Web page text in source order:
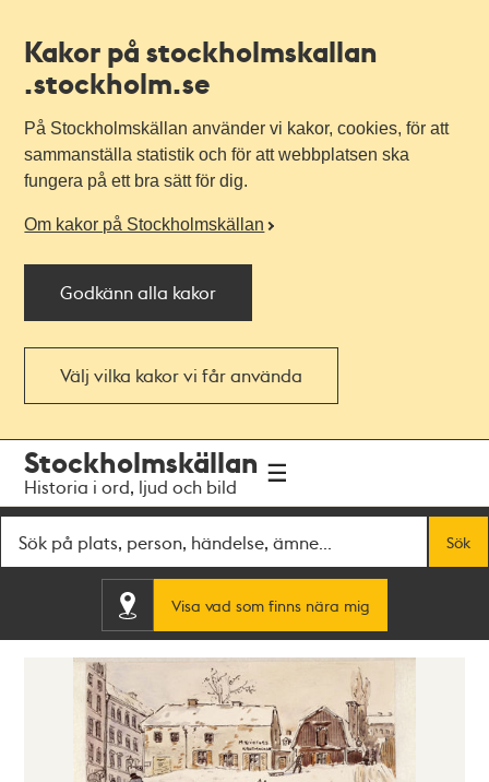
Kakor på stockholmskallan
.stockholm.se
På Stockholmskällan använder vi kakor, cookies, för att
sammanställa statistik och för att webbplatsen ska
fungera på ett bra sätt för dig.
Om kakor på Stockholmskällan
Godkänn alla kakor
Välj vilka kakor vi får använda
navigationen
huvudinnehållet
Stockholmskällan
Historia i ord, ljud och bild
Sök
Visa vad som finns nära mig